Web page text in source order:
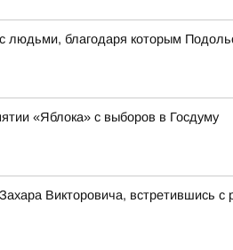
благодаря которым
«Яблока» с выборов в Госдуму
Викторовича, встретившись